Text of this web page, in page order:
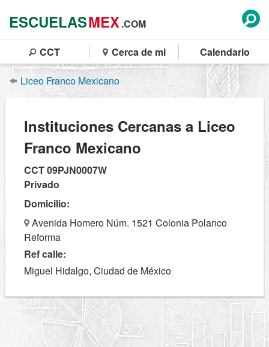
ESCUELASMEX.COM
CCT Cerca de mi Calendario
Liceo Franco Mexicano
Instituciones Cercanas a Liceo
Franco Mexicano
CCT 09PJN0007W
Privado
Domicilio:
Avenida Homero Núm. 1521 Colonia Polanco
Reforma
Ref calle:
Miguel Hidalgo, Ciudad de México